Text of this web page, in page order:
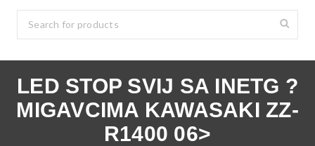
LED STOP SVIJ SA INETG ?
MIGAVCIMA KAWASAKI ZZ-
R1400 06>